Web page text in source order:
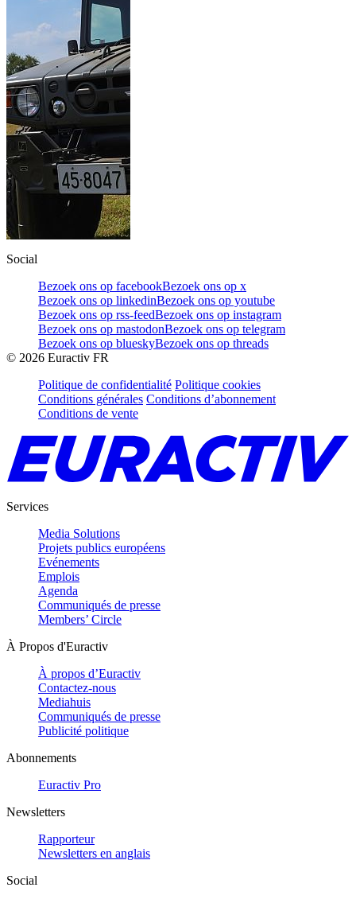
Social
Bezoek ons op facebookBezoek ons op x
Bezoek ons op linkedinBezoek ons op youtube
Bezoek ons op rss-feedBezoek ons op instagram
Bezoek ons op mastodonBezoek ons op telegram
Bezoek ons op blueskyBezoek ons op threads
© 2026 Euractiv FR
Politique de confidentialité Politique cookies
Conditions générales Conditions d’abonnement
Conditions de vente
Services
Media Solutions
Projets publics européens
Evénements
Emplois
Agenda
Communiqués de presse
Members’ Circle
À Propos d'Euractiv
À propos d’Euractiv
Contactez-nous
Mediahuis
Communiqués de presse
Publicité politique
Abonnements
Euractiv Pro
Newsletters
Rapporteur
Newsletters en anglais
Social